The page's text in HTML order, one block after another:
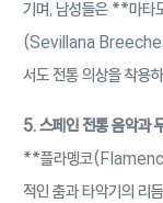
기며, 남성들은 **마
(Sevillana
서도 전통 의상을 착용
5. 스페인 전통 음악과
**플라멩코
적인 춤과 타악기의